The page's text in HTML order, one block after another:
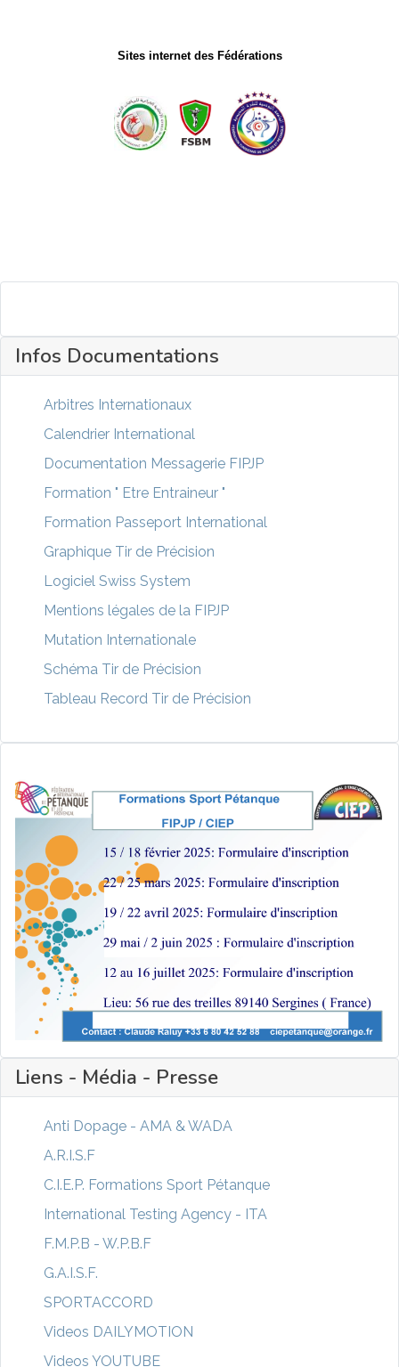
Infos Documentations
Arbitres Internationaux
Calendrier International
Documentation Messagerie FIPJP
Formation " Etre Entraineur "
Formation Passeport International
Graphique Tir de Précision
Logiciel Swiss System
Mentions légales de la FIPJP
Mutation Internationale
Schéma Tir de Précision
Tableau Record Tir de Précision
Liens - Média - Presse
Anti Dopage - AMA & WADA
A.R.I.S.F
C.I.E.P. Formations Sport Pétanque
International Testing Agency - ITA
F.M.P.B - W.P.B.F
G.A.I.S.F.
SPORTACCORD
Videos DAILYMOTION
Videos YOUTUBE
Sites internet des Fédérations